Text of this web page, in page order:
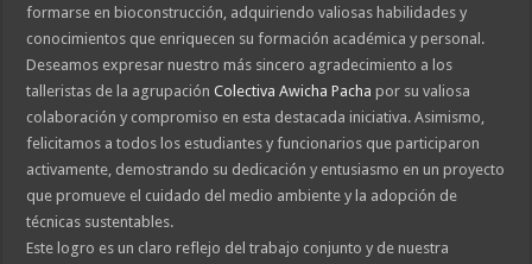
formarse en bioconstrucción, adquiriendo valiosas habilidades y
conocimientos que enriquecen su formación académica y personal.
Deseamos expresar nuestro más sincero agradecimiento a los
talleristas de la agrupaciónColectiva Awicha Pacha por su valiosa
colaboración y compromiso en esta destacada iniciativa. Asimismo,
felicitamos a todos los estudiantes y funcionarios que participaron
activamente, demostrando su dedicación y entusiasmo en un proyecto
que promueve el cuidado del medio ambiente y la adopción de
técnicas sustentables.
Este logro es un claro reflejo del trabajo conjunto y de nuestra